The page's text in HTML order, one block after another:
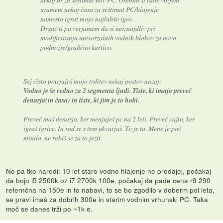
uzamem nekaj časa za seštimat PC/hlajenje
namesto igrat mojo najlubšo igro.
Drgač ti pa verjamem da si neiznajdliv pri
modificiranju univerzalnih vodnih blokov za novo
podnožje/grafično kartico.
Sej čisto potrjuješ mojo trditev nekaj postov nazaj:
Vodno je še vedno za 2 segmenta ljudi. Tiste, ki imajo preveč
denarja(in časa) in tiste, ki jim je to hobi.
Preveč maš denarja, ker menjuješ pc na 2 leti. Preveč cajta, ker
igraš igrice. In rad se s tem ukvarjaš. To je to. Mene je pač
minilo, ne rabiš se za to jezit.
No pa tko naredi: 10 let staro vodno hlajenje ne prodajej, počakaj
da bojo i5 2500k oz i7 2700k 100e, počakaj da pade cena r9 290
refernčna na 150e in to nabavi, to se bo zgodilo v doberm pol leta,
se pravi imaš za dobrih 300e in starim vodnim vrhunski PC. Taka
moč se danes trži po ~1k e.